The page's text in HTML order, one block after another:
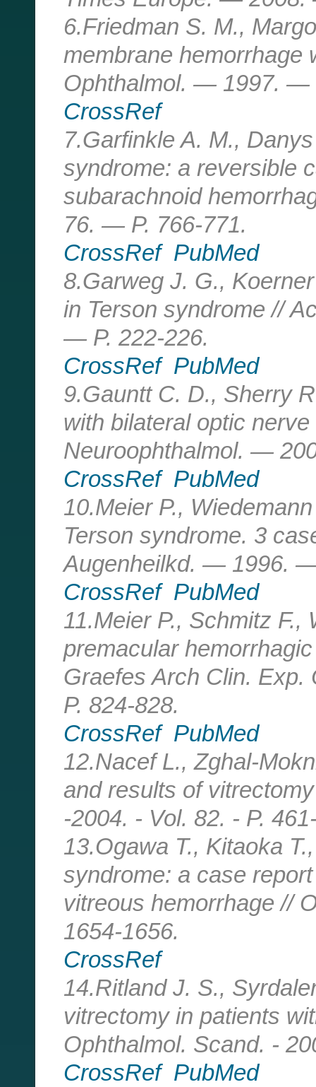
6.Friedman S. M.,
membrane hemorrhage
Ophthalmol. — 1997. —
CrossRef
7.Garfinkle A. M.,
syndrome: a reversible
subarachnoid
76. — P. 766-771.
CrossRef PubMed
8.Garweg J. G.,
in Terson syndrome //
— P. 222-226.
CrossRef PubMed
9.Gauntt C. D., Sherry
with bilateral optic
Neuroophthalmol. —
CrossRef PubMed
10.Meier P.,
Terson syndrome. 3
Augenheilkd. — 1996.
CrossRef PubMed
11.Meier P., Schmitz F.,
premacular
Graefes Arch Clin.
P. 824-828.
CrossRef PubMed
12.Nacef L., Zghal-
and results of
-2004. - Vol. 82. - P.
13.Ogawa T., Kitaoka
syndrome: a case
vitreous hemorrhage //
1654-1656.
CrossRef
14.Ritland J. S.,
vitrectomy in patients
Ophthalmol. Scand. -
CrossRef PubMed